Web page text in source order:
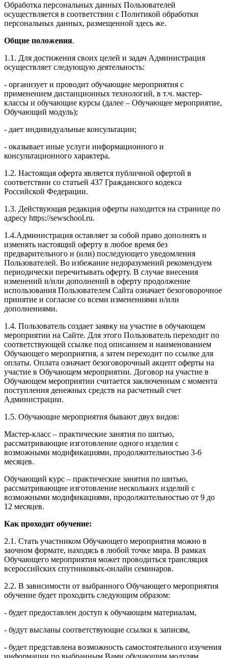
Обработка персональных данных Пользователей
осуществляется в соответствии с Политикой обработки
персональных данных, размещенной здесь же.
Общие положения.
1.1. Для достижения своих целей и задач Администрация
осуществляет следующую деятельность:
- организует и проводит обучающие мероприятия с
применением дистанционных технологий, в т.ч. мастер-
классы и обучающие курсы (далее – Обучающее мероприятие,
Обучающий модуль);
- дает индивидуальные консультации;
- оказывает иные услуги информационного и
консультационного характера.
1.2. Настоящая оферта является публичной офертой в
соответствии со статьей 437 Гражданского кодекса
Российской Федерации.
1.3. Действующая редакция оферты находится на странице по
адресу https://sewschool.ru.
1.4.Администрация оставляет за собой право дополнять и
изменять настоящий оферту в любое время без
предварительного и (или) последующего уведомления
Пользователей. Во избежание недоразумений рекомендуем
периодически перечитывать оферту. В случае внесения
изменений и/или дополнений в оферту продолжение
использования Пользователем Сайта означает безоговорочное
принятие и согласие со всеми изменениями и/или
дополнениями.
1.4. Пользователь создает заявку на участие в обучающем
мероприятии на Сайте. Для этого Пользователь переходит по
соответствующей ссылке под описанием и наименованием
Обучающего мероприятия, а затем переходит по ссылке для
оплаты. Оплата означает безоговорочный акцепт оферты на
участие в Обучающем мероприятии. Договор на участие в
Обучающем мероприятии считается заключенным с момента
поступления денежных средств на расчетный счет
Администрации.
1.5. Обучающие мероприятия бывают двух видов:
Мастер-класс – практические занятия по шитью,
рассматривающие изготовление одного изделия с
возможными модификациями, продолжительностью 3-6
месяцев.
Обучающий курс – практические занятия по шитью,
рассматривающие изготовление нескольких изделий с
возможными модификациями, продолжительностью от 9 до
12 месяцев.
Как проходит обучение:
2.1. Стать участником Обучающего мероприятия можно в
заочном формате, находясь в любой точке мира. В рамках
Обучающего мероприятия может проводиться трансляция
всероссийских спутниковых-онлайн семинаров.
2.2. В зависимости от выбранного Обучающего мероприятия
обучение будет проходить следующим образом:
- будет предоставлен доступ к обучающим материалам,
- будут высланы соответствующие ссылки к записям,
- будет представлена возможность самостоятельного изучения
информации по выбранным Вами обучающим модулям